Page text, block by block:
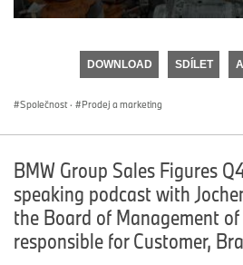
DOWNLOAD SDÍLET
Společnost · Prodej a marketing
BMW Group Sales Figures
speaking podcast with
the Board of Management of
responsible for Customer,